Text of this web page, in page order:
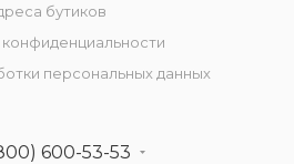
бутиков
персональных данных
600-53-53